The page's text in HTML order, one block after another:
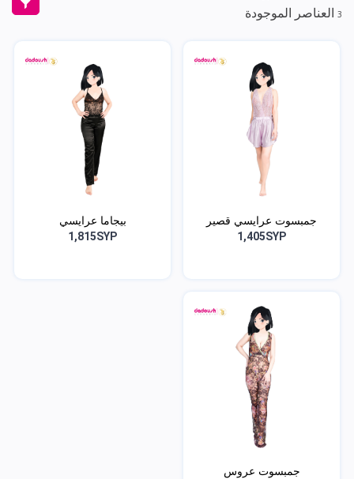
3 العناصر الموجودة
جمبسوت عرايسي قصير
1,405SYP
بيجاما عرايسي
1,815SYP
جمبسوت عروس